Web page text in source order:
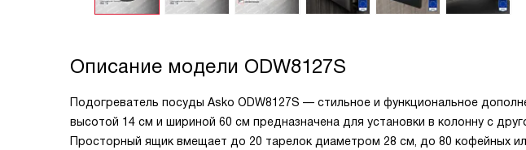
Описание модели ODW8127S
Подогреватель посуды Asko ODW8127S — стильное и функциональное
высотой 14 см и шириной 60 см предназначена для установки в колонну с
Просторный ящик вмещает до 20 тарелок диаметром 28 см, до 80 кофейных